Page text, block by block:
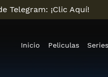
Telegram: ¡Clic Aquí!
Inicio Peliculas Series